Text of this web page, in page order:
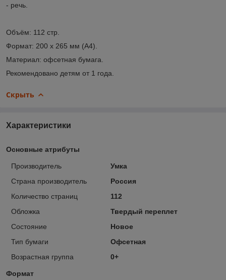
- речь.
Объём: 112 стр.
Формат: 200 х 265 мм (А4).
Материал: офсетная бумага.
Рекомендовано детям от 1 года.
Скрыть
Характеристики
Основные атрибуты
Производитель
Умка
Страна производитель
Россия
Количество страниц
112
Обложка
Твердый переплет
Состояние
Новое
Тип бумаги
Офсетная
Возрастная группа
0+
Формат